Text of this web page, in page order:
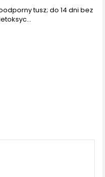
tusz; do 14 dni bez